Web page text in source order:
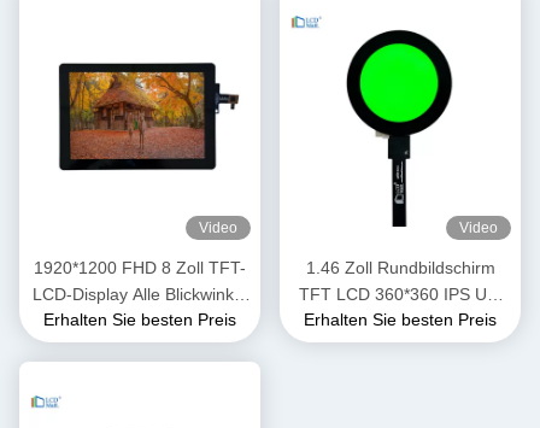
Video
1920*1200 FHD 8 Zoll TFT-
LCD-Display Alle Blickwinkel
1000 Nits Hohe Helligkeit
Erhalten Sie besten Preis
Video
1.46 Zoll Rundbildschirm
TFT LCD 360*360 IPS Uhr
LCD-Display Modul
Erhalten Sie besten Preis